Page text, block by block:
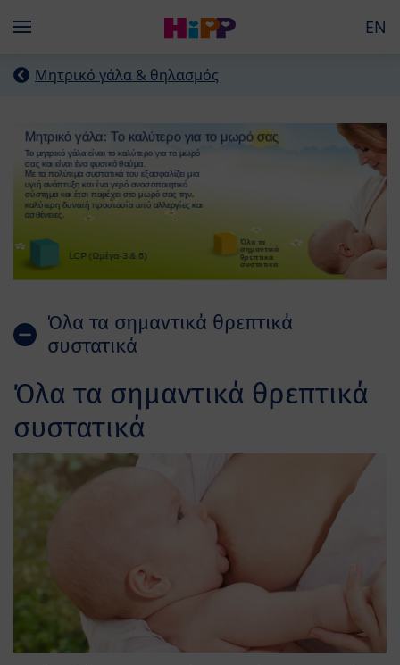
Menü EN
Mητρικό γάλα & θηλασμός
Όλα τα σημαντικά θρεπτικά
συστατικά
Όλα τα σημαντικά θρεπτικά
συστατικά